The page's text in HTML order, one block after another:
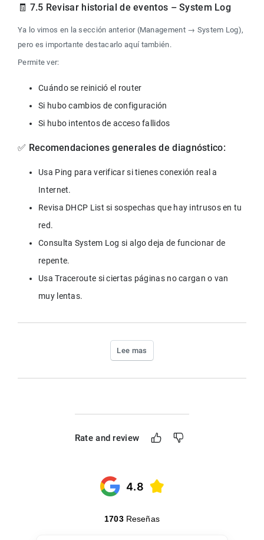
🧾 7.5 Revisar historial de eventos – System Log
Ya lo vimos en la sección anterior (Management → System Log),
pero es importante destacarlo aquí también.
Permite ver:
✅ Recomendaciones generales de diagnóstico:
Usa Ping para verificar si tienes conexión real a
Revisa DHCP List si sospechas que hay intrusos en tu
Consulta System Log si algo deja de funcionar de
Usa Traceroute si ciertas páginas no cargan o van
muy lentas.
Lee mas
Rate and review